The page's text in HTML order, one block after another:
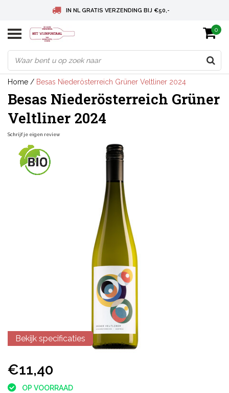
IN NL GRATIS VERZENDING BIJ €50,-
BELGIE GRATIS VERZENDING BIJ € 75
DEUTSCHLAND VERSANDKOSTENFREI AB € 75
0
Home / Besas Niederösterreich Grüner Veltliner 2024
Besas Niederösterreich Grüner
Veltliner 2024
Schrijf je eigen review
Bekijk specificaties
€11,40
OP VOORRAAD